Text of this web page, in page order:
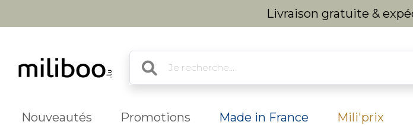
Livraison gratuite &
Nouveautés Promotions Made in France Mili'prix